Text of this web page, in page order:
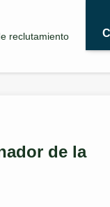
reclutamiento
de la